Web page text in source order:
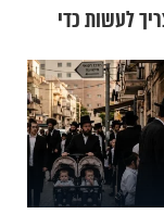
כל מה שצריך לעשות כדי